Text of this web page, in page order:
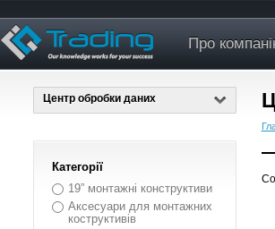
Про
Центр обробки даних
Категорії
19” монтажні конструктиви
Аксесуари для монтажних
коструктивів